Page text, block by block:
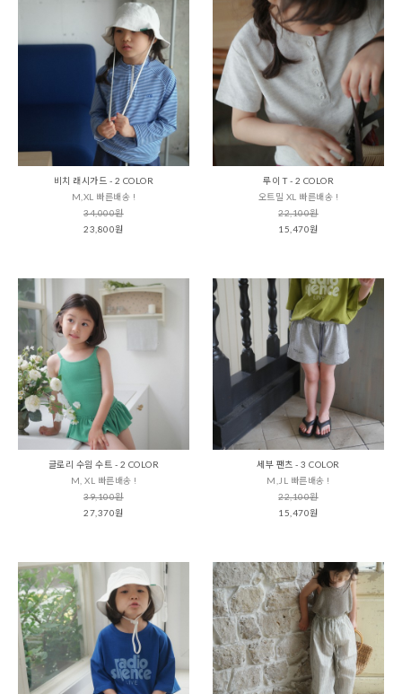
비치 래시가드 - 2 COLOR
M,XL 빠른배송 !
34,000원
23,800원
루이 T - 2 COLOR
오트밀 XL 빠른배송 !
22,100원
15,470원
글로리 수읨 수트 - 2 COLOR
M, XL 빠른배송 !
39,100원
27,370원
세부 팬츠 - 3 COLOR
M,JL 빠른배송 !
22,100원
15,470원